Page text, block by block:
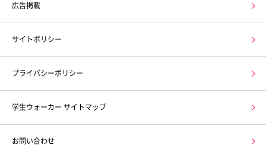
広告掲載
サイトポリシー
プライバシーポリシー
学生ウォーカー サイトマップ
お問い合わせ